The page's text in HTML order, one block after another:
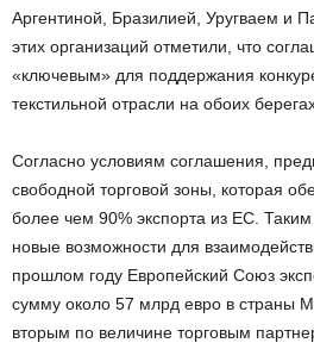
Аргентиной, Бразилией, Уругваем и
этих организаций отметили, что
«ключевым» для поддержания
текстильной отрасли на обоих
Согласно условиям соглашения,
свободной торговой зоны, которая
более чем 90% экспорта из ЕС.
новые возможности для
прошлом году Европейский Союз
сумму около 57 млрд евро в страны
вторым по величине торговым